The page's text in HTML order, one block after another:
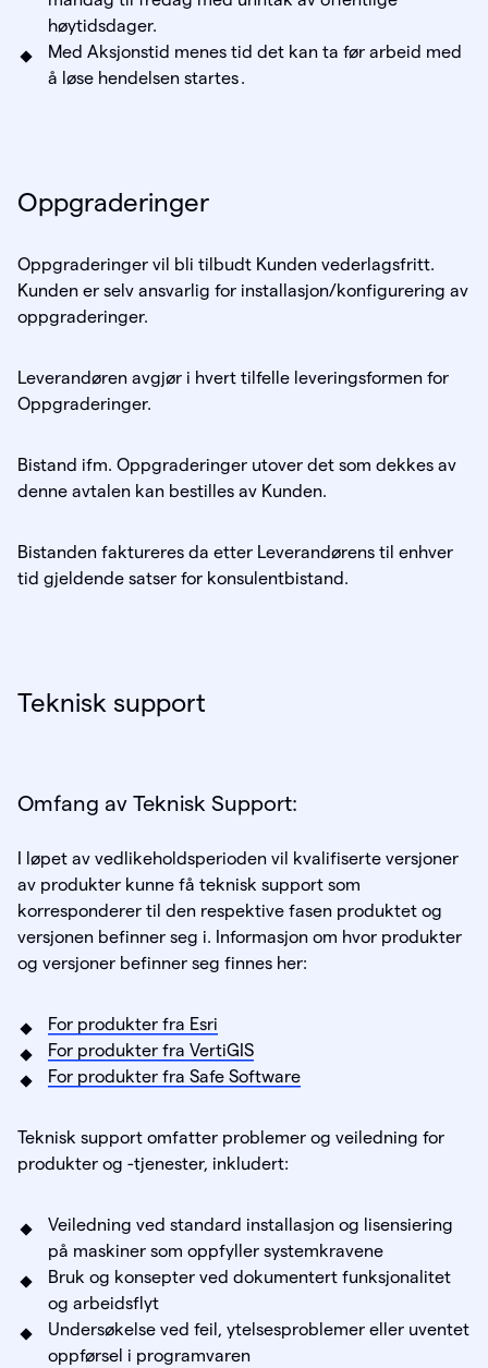
høytidsdager.
Med Aksjonstid menes tid det kan ta før arbeid med
å løse hendelsen startes .
Oppgraderinger
Oppgraderinger vil bli tilbudt Kunden vederlagsfritt.
Kunden er selv ansvarlig for installasjon/konfigurering av
oppgraderinger.
Leverandøren avgjør i hvert tilfelle leveringsformen for
Oppgraderinger.
Bistand ifm. Oppgraderinger utover det som dekkes av
denne avtalen kan bestilles av Kunden.
Bistanden faktureres da etter Leverandørens til enhver
tid gjeldende satser for konsulentbistand.
Teknisk support
Omfang av Teknisk Support:
I løpet av vedlikeholdsperioden vil kvalifiserte versjoner
av produkter kunne få teknisk support som
korresponderer til den respektive fasen produktet og
versjonen befinner seg i. Informasjon om hvor produkter
og versjoner befinner seg finnes her:
For produkter fra Esri
For produkter fra VertiGIS
For produkter fra Safe Software
Teknisk support omfatter problemer og veiledning for
produkter og -tjenester, inkludert:
Veiledning ved standard installasjon og lisensiering
på maskiner som oppfyller systemkravene
Bruk og konsepter ved dokumentert funksjonalitet
og arbeidsflyt
Undersøkelse ved feil, ytelsesproblemer eller uventet
oppførsel i programvaren